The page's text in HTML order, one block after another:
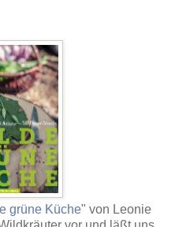
grüne Küche" von Leonie